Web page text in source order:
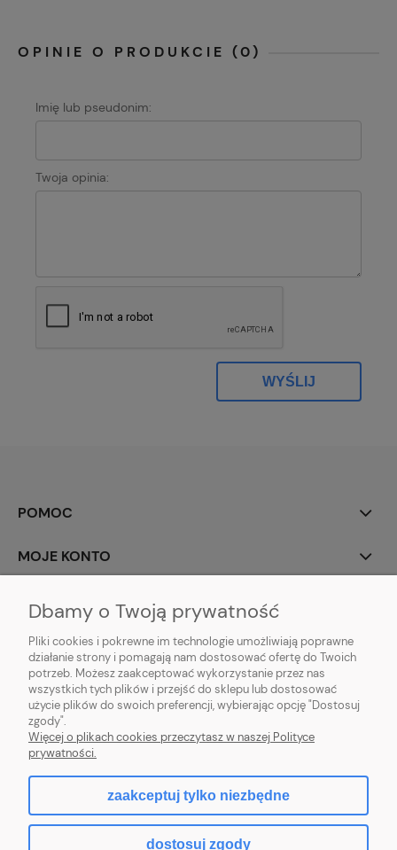
OPINIE O PRODUKCIE (0)
Imię lub pseudonim:
Twoja opinia:
WYŚLIJ
POMOC
MOJE KONTO
PŁATNOŚCI I DOSTAWA
INFORMACJE
O NAS
pokaż pełną wersję strony
facebook
Dbamy o Twoją prywatność
Pliki cookies i pokrewne im technologie umożliwiają poprawne
działanie strony i pomagają nam dostosować ofertę do Twoich
potrzeb. Możesz zaakceptować wykorzystanie przez nas
wszystkich tych plików i przejść do sklepu lub dostosować
użycie plików do swoich preferencji, wybierając opcję "Dostosuj
zgody".
Więcej o plikach cookies przeczytasz w naszej Polityce
prywatności.
zaakceptuj tylko niezbędne
dostosuj zgody